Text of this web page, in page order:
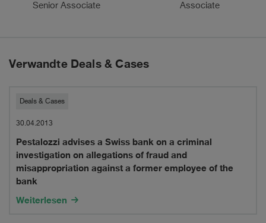
Senior Associate Associate
Verwandte Deals & Cases
Pestalozzi
advises
a
Swiss
bank
Deals & Cases
30.04.2013
Pestalozzi advises a Swiss bank on a criminal
investigation on allegations of fraud and
misappropriation against a former employee of the
bank
Weiterlesen